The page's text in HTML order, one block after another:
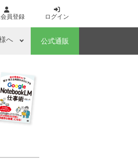
員登録 ログイン
へ 公式通販